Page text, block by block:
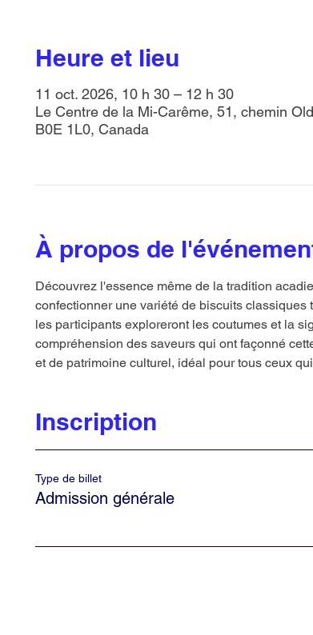
Heure et lieu
11 oct. 2026, 10 h 30 – 12 h 30
Le Centre de la Mi-Carême, 51, chemin
B0E 1L0, Canada
À propos de
Découvrez l'essence même de la tradition
confectionner une variété de biscuits
les participants exploreront les coutumes et la
compréhension des saveurs qui ont façonné
et de patrimoine culturel, idéal pour tous ceux
Inscription
Type de billet
Admission générale